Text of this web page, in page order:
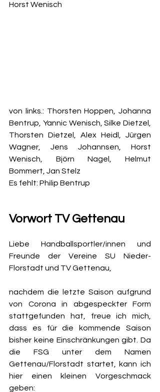
Horst Wenisch
von links.: Thorsten Hoppen, Johanna
Bentrup, Yannic Wenisch, Silke Dietzel,
Thorsten Dietzel, Alex Heidl, Jürgen
Wagner, Jens Johannsen, Horst
Wenisch, Björn Nagel, Helmut
Bommert, Jan Stelz
Es fehlt: Philip Bentrup
Vorwort TV Gettenau
Liebe Handballsportler/innen und
Freunde der Vereine SU Nieder-
Florstadt und TV Gettenau,
nachdem die letzte Saison aufgrund
von Corona in abgespeckter Form
stattgefunden hat, freue ich mich,
dass es für die kommende Saison
bisher keine Einschränkungen gibt. Da
die FSG unter dem Namen
Gettenau/Florstadt startet, kann ich
hier einen kleinen Vorgeschmack
geben: